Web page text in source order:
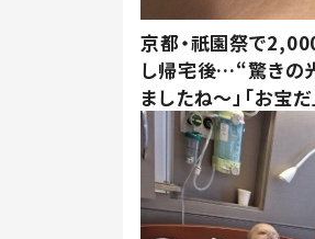
京都・祇園祭で
し帰宅後…“驚きの
ましたね～」「お宝だ